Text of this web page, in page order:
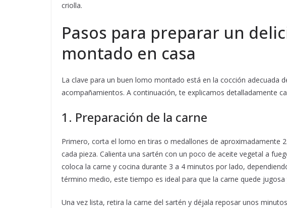
criolla.
Pasos para preparar un
montado en casa
La clave para un buen lomo montado está en la cocción adecuada
acompañamientos. A continuación, te explicamos detalladamente
1. Preparación de la carne
Primero, corta el lomo en tiras o medallones de aproximadamente
cada pieza. Calienta una sartén con un poco de aceite vegetal a
coloca la carne y cocina durante 3 a 4 minutos por lado,
término medio, este tiempo es ideal para que la carne quede jugosa
Una vez lista, retira la carne del sartén y déjala reposar unos